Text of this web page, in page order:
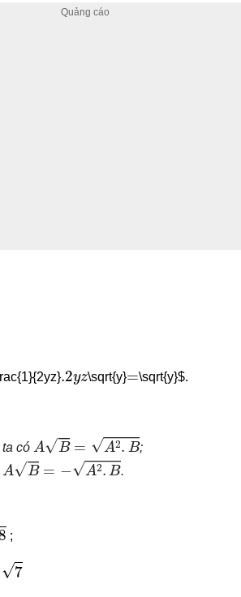
.2 z
\sqrt{y} \sqrt{y}$.
ta có
A =A
;
A =−
.
;